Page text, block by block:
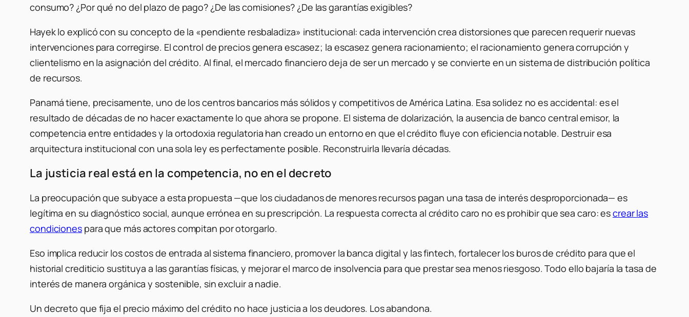
consumo? ¿Por qué no del plazo de pago? ¿De las comisiones? ¿De las garantías exigibles?
Hayek lo explicó con su concepto de la «pendiente resbaladiza» institucional: cada intervención crea distorsiones que parecen requerir nuevas
intervenciones para corregirse. El control de precios genera escasez; la escasez genera racionamiento; el racionamiento genera corrupción y
clientelismo en la asignación del crédito. Al final, el mercado financiero deja de ser un mercado y se convierte en un sistema de distribución política
de recursos.
Panamá tiene, precisamente, uno de los centros bancarios más sólidos y competitivos de América Latina. Esa solidez no es accidental: es el
resultado de décadas de no hacer exactamente lo que ahora se propone. El sistema de dolarización, la ausencia de banco central emisor, la
competencia entre entidades y la ortodoxia regulatoria han creado un entorno en que el crédito fluye con eficiencia notable. Destruir esa
arquitectura institucional con una sola ley es perfectamente posible. Reconstruirla llevaría décadas.
La justicia real está en la competencia, no en el decreto
La preocupación que subyace a esta propuesta —que los ciudadanos de menores recursos pagan una tasa de interés desproporcionada— es
legítima en su diagnóstico social, aunque errónea en su prescripción. La respuesta correcta al crédito caro no es prohibir que sea caro: escrear las
condicionespara que más actores compitan por otorgarlo.
Eso implica reducir los costos de entrada al sistema financiero, promover la banca digital y las fintech, fortalecer los buros de crédito para que el
historial crediticio sustituya a las garantías físicas, y mejorar el marco de insolvencia para que prestar sea menos riesgoso. Todo ello bajaría la tasa de
interés de manera orgánica y sostenible, sin excluir a nadie.
Un decreto que fija el precio máximo del crédito no hace justicia a los deudores. Los abandona.